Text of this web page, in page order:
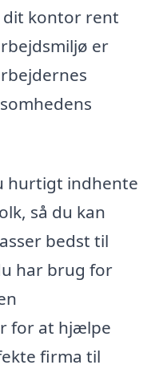
kontor rent
er
hurtigt indhente
så du kan
bedst til
har brug for
for at hjælpe
firma til